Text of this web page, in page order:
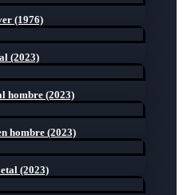
(1976)
(2023)
hombre (2023)
hombre (2023)
(2023)